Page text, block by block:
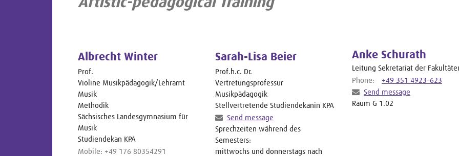
Albrecht Winter
Prof.
Violine Musikpädagogik/Lehramt
Musik
Methodik
Sächsisches Landesgymnasium für
Musik
Studiendekan KPA
Mobile: +49 176 80354291
Sarah-Lisa Beier
Prof.h.c. Dr.
Vertretungsprofessur
Musikpädagogik
Stellvertretende Studiendekanin KPA
Send message
Sprechzeiten während des
Semesters:
mittwochs und donnerstags nach
Anke Schurath
Leitung Sekretariat der
Phone:
+49 351 4923–623
Send message
Raum G 1.02